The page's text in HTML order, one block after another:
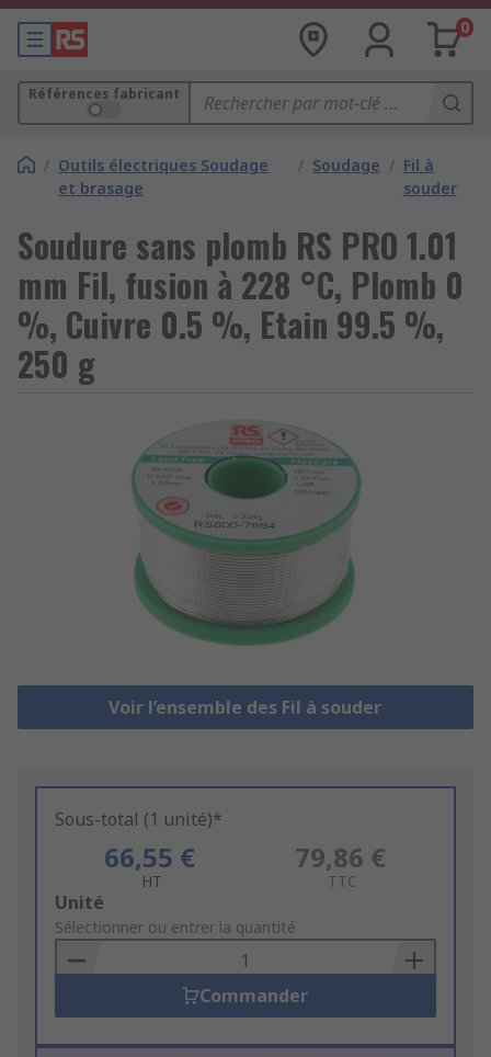
0
Références fabricant
/ Outils électriques Soudage
et brasage
/ Soudage / Fil à
souder
Soudure sans plomb RS PRO 1.01
mm Fil, fusion à 228 °C, Plomb 0
%, Cuivre 0.5 %, Etain 99.5 %,
250 g
Voir l’ensemble des Fil à souder
Sous-total (1 unité)*
66,55 €
HT
79,86 €
TTC
Add
to
Basket
Unité
Sélectionner ou entrer la quantité
Commander